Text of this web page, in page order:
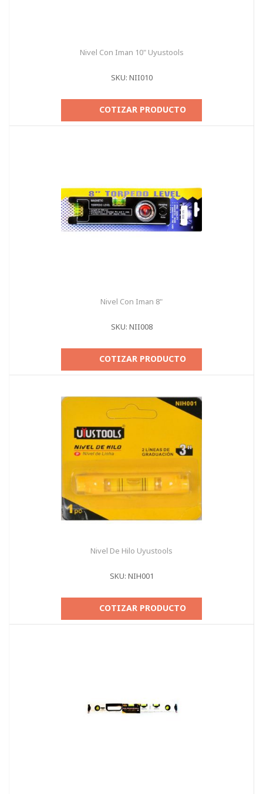
Nivel Con Iman 10" Uyustools
SKU: NII010
COTIZAR PRODUCTO
Nivel Con Iman 8"
SKU: NII008
COTIZAR PRODUCTO
Nivel De Hilo Uyustools
SKU: NIH001
COTIZAR PRODUCTO